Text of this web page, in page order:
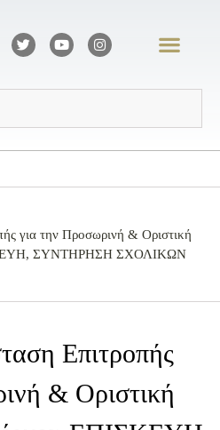
για την Προσωρινή & Οριστική
ΣΥΝΤΗΡΗΣΗ ΣΧΟΛΙΚΩΝ
Επιτροπής
& Οριστική